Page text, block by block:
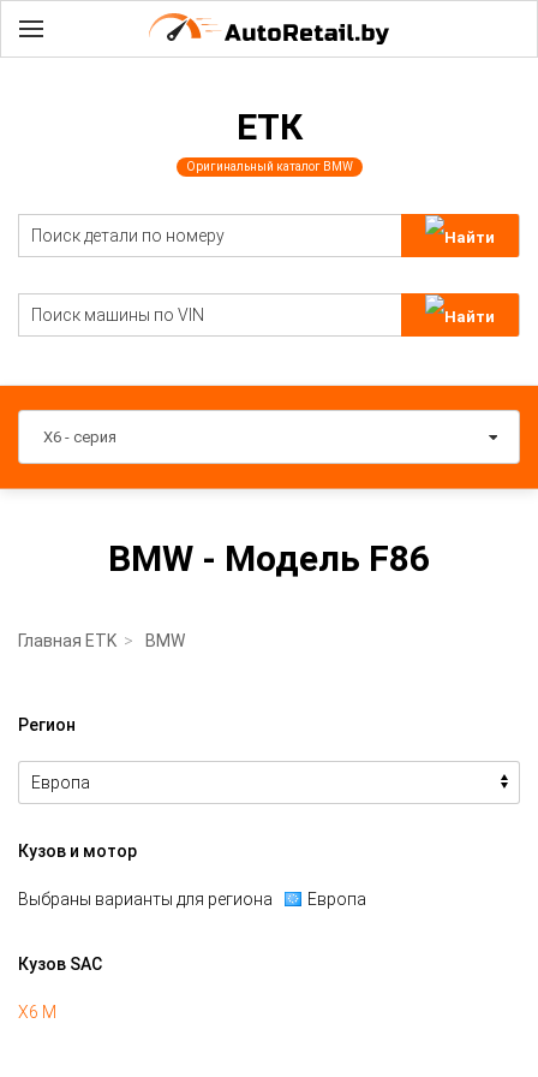
ЕТК
Оригинальный каталог BMW
X6 - серия
BMW - Модель F86
Главная ETK BMW
Регион
Кузов и мотор
Выбраны варианты для региона Европа
Кузов SAC
X6 M